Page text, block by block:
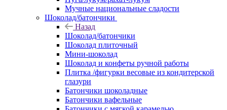
Мучные национальные сладости
Шоколад/батончики
Назад
Шоколад/батончики
Шоколад плиточный
Мини-шоколад
Шоколад и конфеты ручной работы
Плитка /фигурки весовые из кондитерской
глазури
Батончики шоколадные
Батончики вафельные